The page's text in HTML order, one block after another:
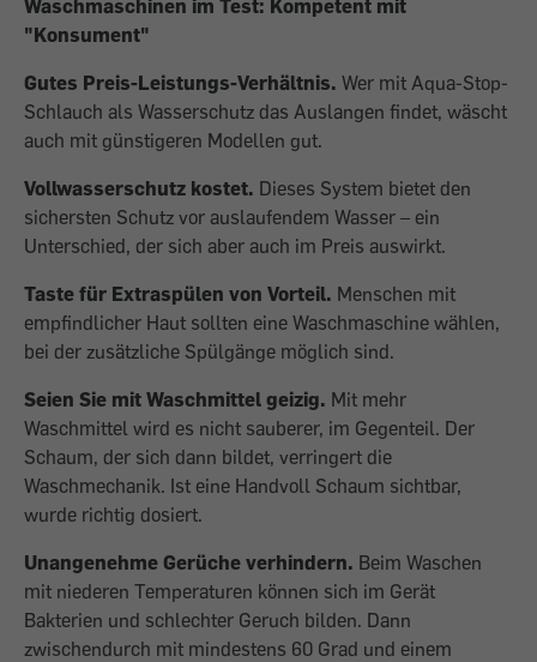
Waschmaschinen im Test: Kompetent mit
"Konsument"
Gutes Preis-Leistungs-Verhältnis. Wer mit Aqua-Stop-
Schlauch als Wasserschutz das Auslangen findet, wäscht
auch mit günstigeren Modellen gut.
Vollwasserschutz kostet. Dieses System bietet den
sichersten Schutz vor auslaufendem Wasser – ein
Unterschied, der sich aber auch im Preis auswirkt.
Taste für Extraspülen von Vorteil. Menschen mit
empfindlicher Haut sollten eine Waschmaschine wählen,
bei der zusätzliche ­Spülgänge möglich sind.
Seien Sie mit Waschmittel geizig. Mit mehr
Waschmittel wird es nicht sauberer, im Gegenteil. Der
Schaum, der sich dann bildet, verringert die
Waschmechanik. Ist eine Handvoll Schaum sichtbar,
wurde richtig dosiert.
Unangenehme Gerüche verhindern. Beim Waschen
mit niederen Temperaturen können sich im Gerät
Bakterien und schlechter Geruch bilden. Dann
zwischendurch mit mindestens 60 Grad und einem